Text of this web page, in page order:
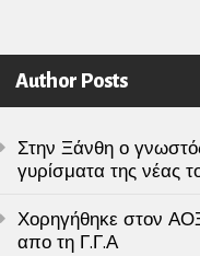
Author Posts
Στην Ξάνθη ο
γυρίσματα της νέας
Χορηγήθηκε στον
απο τη Γ.Γ.Α